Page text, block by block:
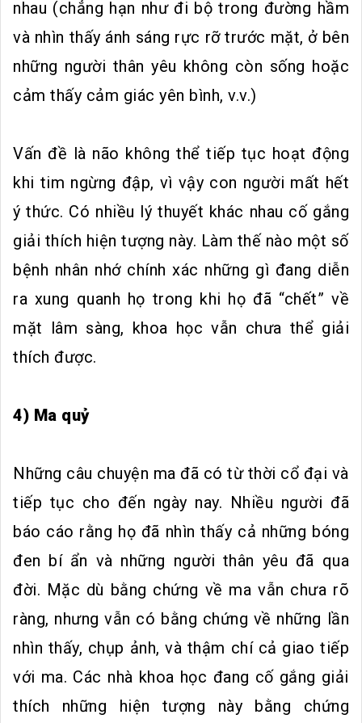
nhau (chẳng hạn như đi bộ trong đường hầm
và nhìn thấy ánh sáng rực rỡ trước mặt, ở bên
những người thân yêu không còn sống hoặc
cảm thấy cảm giác yên bình, v.v.)
Vấn đề là não không thể tiếp tục hoạt động
khi tim ngừng đập, vì vậy con người mất hết
ý thức. Có nhiều lý thuyết khác nhau cố gắng
giải thích hiện tượng này. Làm thế nào một số
bệnh nhân nhớ chính xác những gì đang diễn
ra xung quanh họ trong khi họ đã “chết” về
mặt lâm sàng, khoa học vẫn chưa thể giải
thích được.
4) Ma quỷ
Những câu chuyện ma đã có từ thời cổ đại và
tiếp tục cho đến ngày nay. Nhiều người đã
báo cáo rằng họ đã nhìn thấy cả những bóng
đen bí ẩn và những người thân yêu đã qua
đời. Mặc dù bằng chứng về ma vẫn chưa rõ
ràng, nhưng vẫn có bằng chứng về những lần
nhìn thấy, chụp ảnh, và thậm chí cả giao tiếp
với ma. Các nhà khoa học đang cố gắng giải
thích những hiện tượng này bằng chứng